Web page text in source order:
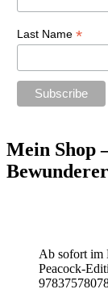
Last Name *
Mein Shop
Bewunderer
Ab sofort im
Peacock-